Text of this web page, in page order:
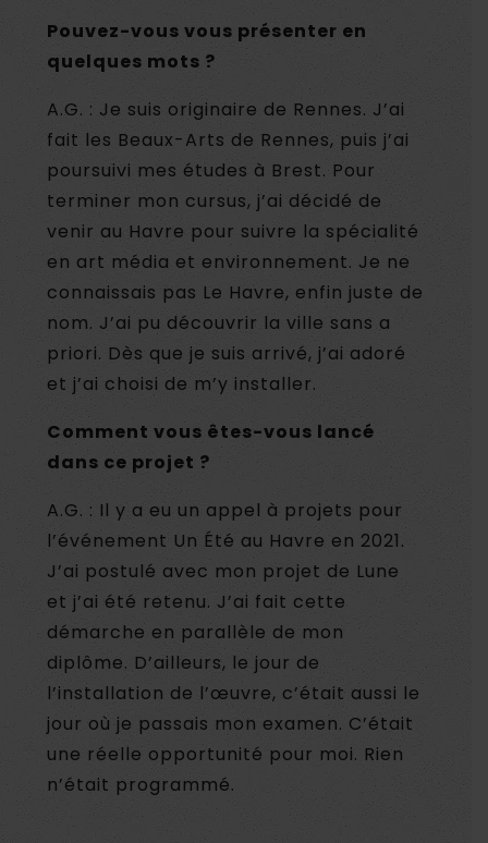
Pouvez-vous vous présenter en
quelques mots ?
A.G. : Je suis originaire de Rennes. J’ai
fait les Beaux-Arts de Rennes, puis j’ai
poursuivi mes études à Brest. Pour
terminer mon cursus, j’ai décidé de
venir au Havre pour suivre la spécialité
en art média et environnement. Je ne
connaissais pas Le Havre, enfin juste de
nom. J’ai pu découvrir la ville sans a
priori. Dès que je suis arrivé, j’ai adoré
et j’ai choisi de m’y installer.
Comment vous êtes-vous lancé
dans ce projet ?
A.G. : Il y a eu un appel à projets pour
l’événement Un Été au Havre en 2021.
J’ai postulé avec mon projet de Lune
et j’ai été retenu. J’ai fait cette
démarche en parallèle de mon
diplôme. D’ailleurs, le jour de
l’installation de l’œuvre, c’était aussi le
jour où je passais mon examen. C’était
une réelle opportunité pour moi. Rien
n’était programmé.